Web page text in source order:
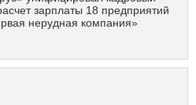
зарплаты 18 предприятий
нерудная компания»